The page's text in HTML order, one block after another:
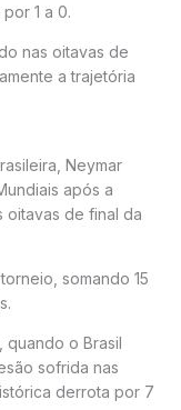
1 a 0.
nas oitavas de
a trajetória
Neymar
após a
oitavas de final da
somando 15
quando o Brasil
sofrida nas
derrota por 7